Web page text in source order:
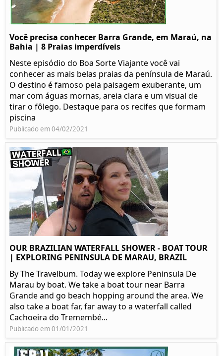
Você precisa conhecer Barra Grande, em Maraú, na
Bahia | 8 Praias imperdíveis
Neste episódio do Boa Sorte Viajante você vai
conhecer as mais belas praias da península de Maraú.
O destino é famoso pela paisagem exuberante, um
mar com águas mornas, areia clara e um visual de
tirar o fôlego. Destaque para os recifes que formam
piscina
Publicado em 04/02/2021
OUR BRAZILIAN WATERFALL SHOWER - BOAT TOUR
| EXPLORING PENINSULA DE MARAU, BRAZIL
By The Travelbum. Today we explore Peninsula De
Marau by boat. We take a boat tour near Barra
Grande and go beach hopping around the area. We
also take a boat far, far away to a waterfall called
Cachoeira do Tremembé...
Publicado em 01/01/2021